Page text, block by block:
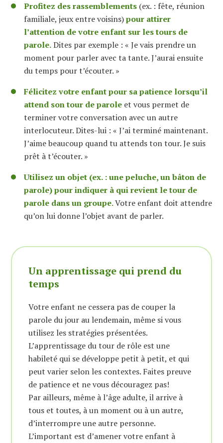
Profitez des rassemblements (ex. : fête, réunion
familiale, jeux entre voisins)pour attirer
l’attention de votre enfant sur les tours de
parole.Dites par exemple : « Je vais prendre un
moment pour parler avec ta tante. J’aurai ensuite
du temps pour t’écouter. »
Félicitez votre enfant pour sa patience lorsqu’il
attend son tour de parole et vous permet de
terminer votre conversation avec un autre
interlocuteur. Dites-lui : « J’ai terminé maintenant.
J’aime beaucoup quand tu attends ton tour. Je suis
prêt à t’écouter. »
Utilisez un objet (ex. : une peluche, un bâton de
parole) pour indiquer à qui revient le tour de
parole dans un groupe.Votre enfant doit attendre
qu’on lui donne l’objet avant de parler.
Un apprentissage qui prend du
temps
Votre enfant ne cessera pas de couper la
parole du jour au lendemain, même si vous
utilisez les stratégies présentées.
L’apprentissage du tour de rôle est une
habileté qui se développe petit à petit, et qui
peut varier selon les contextes. Faites preuve
de patience et ne vous découragez pas!
Par ailleurs, même à l’âge adulte, il arrive à
tous et toutes, à un moment ou à un autre,
d’interrompre une autre personne.
L’important est d’amener votre enfant à